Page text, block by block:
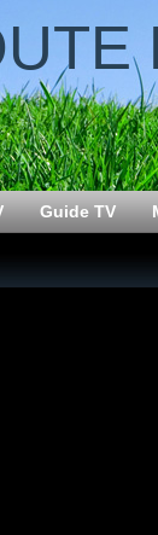
Guide TV